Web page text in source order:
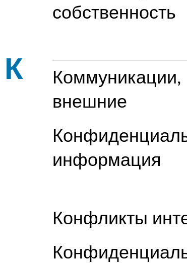
собственность
К
Коммуникации,
внешние
информация
Конфликты